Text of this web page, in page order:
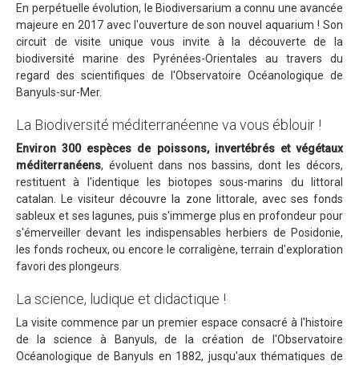
En perpétuelle évolution, le Biodiversarium a connu une avancée
majeure en 2017 avec l'ouverture de son nouvel aquarium ! Son
circuit de visite unique vous invite à la découverte de la
biodiversité marine des Pyrénées-Orientales au travers du
regard des scientifiques de l'Observatoire Océanologique de
Banyuls-sur-Mer.
La Biodiversité méditerranéenne va vous éblouir !
Environ 300 espèces de poissons, invertébrés et végétaux
méditerranéens, évoluent dans nos bassins, dont les décors,
restituent à l'identique les biotopes sous-marins du littoral
catalan. Le visiteur découvre la zone littorale, avec ses fonds
sableux et ses lagunes, puis s'immerge plus en profondeur pour
s'émerveiller devant les indispensables herbiers de Posidonie,
les fonds rocheux, ou encore le corraligène, terrain d'exploration
favori des plongeurs.
La science, ludique et didactique !
La visite commence par un premier espace consacré à l'histoire
de la science à Banyuls, de la création de l'Observatoire
Océanologique de Banyuls en 1882, jusqu'aux thématiques de